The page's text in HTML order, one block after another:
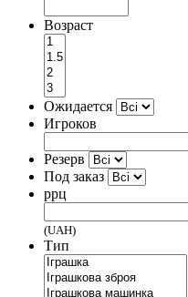
Возраст
Ожидается
Игроков
Резерв
Под заказ
ррц
(UAH)
Тип